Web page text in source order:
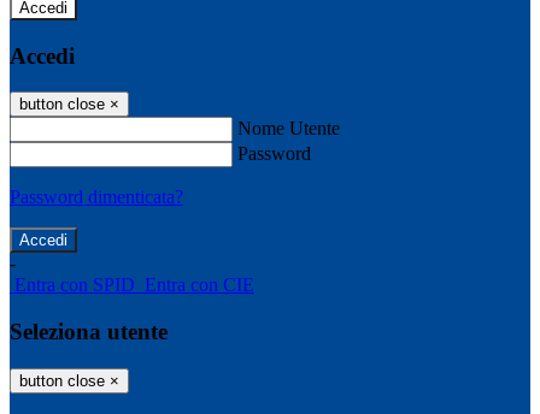
Accedi
Accedi
button close ×
Nome Utente
Password
Password dimenticata?
-
Entra con SPID Entra con CIE
Seleziona utente
button close ×